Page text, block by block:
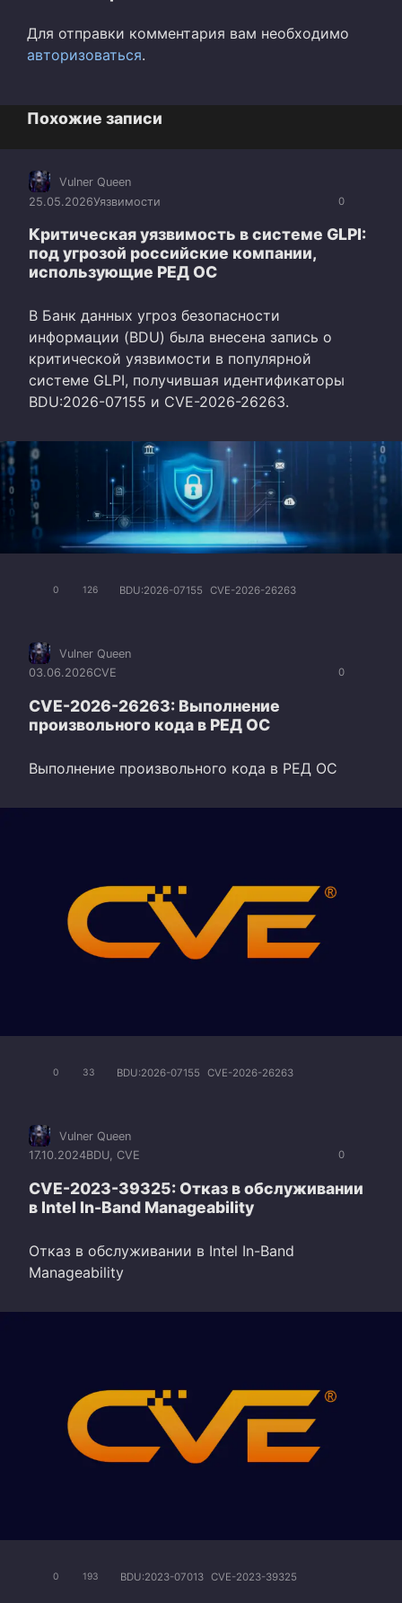
Для отправки комментария вам необходимо
авторизоваться.
Похожие записи
0
Vulner Queen
25.05.2026Уязвимости
Критическая уязвимость в системе GLPI:
под угрозой российские компании,
использующие РЕД ОС
В Банк данных угроз безопасности
информации (BDU) была внесена запись о
критической уязвимости в популярной
системе GLPI, получившая идентификаторы
BDU:2026-07155 и CVE-2026-26263.
0 126 BDU:2026-07155 CVE-2026-26263
0
Vulner Queen
03.06.2026CVE
CVE-2026-26263: Выполнение
произвольного кода в РЕД ОС
Выполнение произвольного кода в РЕД ОС
0 33 BDU:2026-07155 CVE-2026-26263
0
Vulner Queen
17.10.2024BDU, CVE
CVE-2023-39325: Отказ в обслуживании
в Intel In-Band Manageability
Отказ в обслуживании в Intel In-Band
Manageability
0 193 BDU:2023-07013 CVE-2023-39325